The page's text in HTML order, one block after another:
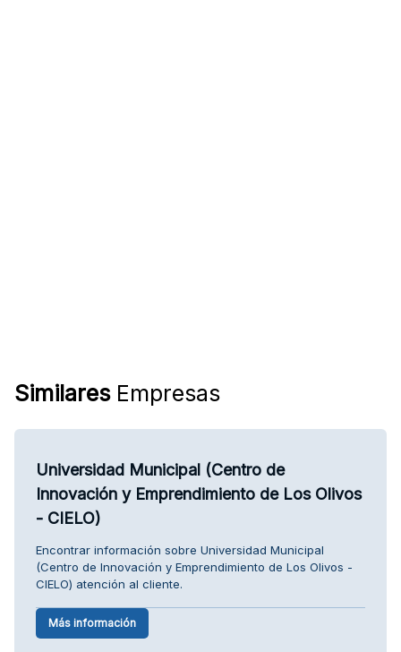
SimilaresEmpresas
Universidad Municipal (Centro de
Innovación y Emprendimiento de Los Olivos
- CIELO)
Encontrar información sobre Universidad Municipal
(Centro de Innovación y Emprendimiento de Los Olivos -
CIELO) atención al cliente.
Más información